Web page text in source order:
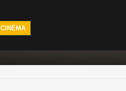
CINÉMA